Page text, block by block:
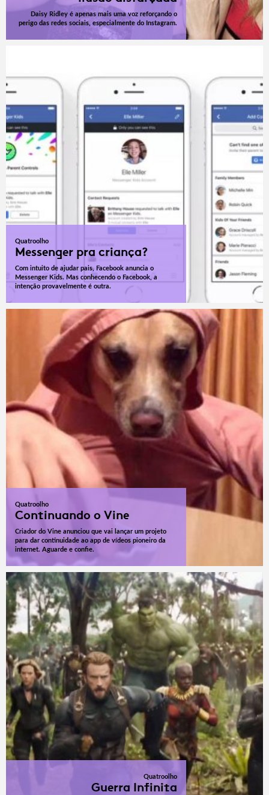
Daisy Ridley é apenas mais uma voz reforçando o
perigo das redes sociais, especialmente do Instagram.
Quatroolho
Messenger pra criança?
Com intuito de ajudar pais, Facebook anuncia o
Messenger Kids. Mas conhecendo o Facebook, a
intenção provavelmente é outra.
Quatroolho
Continuando o Vine
Criador do Vine anunciou que vai lançar um projeto
para dar continuidade ao app de vídeos pioneiro da
internet. Aguarde e confie.
Quatroolho
Guerra Infinita